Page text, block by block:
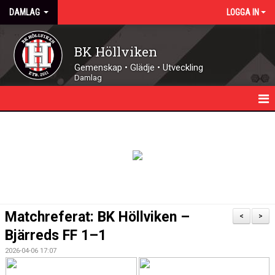
DAMLAG LOGGA IN
BK Höllviken
Gemenskap • Glädje • Utveckling
Damlag
MATCHER
FUTSAL
>
<
Matchreferat: BK Höllviken –
Bjärreds FF 1–1
2026-04-06 17:07